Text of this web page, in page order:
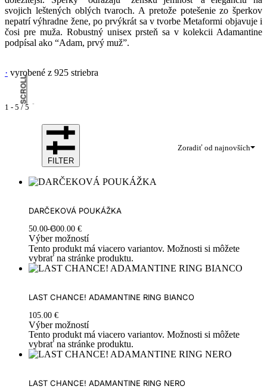
svojich leštených oblých tvaroch. A pretože potešenie zo šperkov
nepatrí výhradne žene, po prvýkrát sa v tvorbe Metaformi objavuje i
čosi pre muža. Robustný unisex prsteň sa v kolekcii Adamantine
podpísal ako “Adam, prvý muž”.
· vyrobené z 925 striebra
SCROLL
1 - 5 /5
Zoradiť od najnovších
FILTER
DARČEKOVÁ POUKÁŽKA
50.00€300.00 €
Výber možností
Tento produkt má viacero variantov. Možnosti si môžete
vybrať na stránke produktu.
LAST CHANCE! ADAMANTINE RING BIANCO
105.00 €
Výber možností
Tento produkt má viacero variantov. Možnosti si môžete
vybrať na stránke produktu.
LAST CHANCE! ADAMANTINE RING NERO